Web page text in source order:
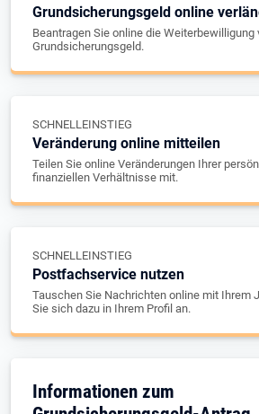
Grundsicherungsgeld online
Beantragen Sie online die Weiterbewilligung
Grundsicherungsgeld.
SCHNELLEINSTIEG
Veränderung online mitteilen
Teilen Sie online Veränderungen Ihrer
finanziellen Verhältnisse mit.
SCHNELLEINSTIEG
Postfachservice nutzen
Tauschen Sie Nachrichten online mit Ihrem
Sie sich dazu in Ihrem Profil an.
Informationen zum